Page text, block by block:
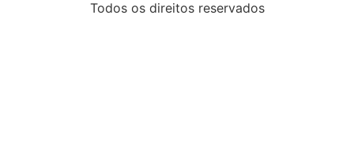
Todos os direitos reservados